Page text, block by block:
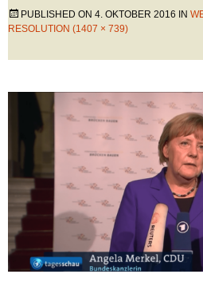
PUBLISHED ON 4. OKTOBER 2016 IN
RESOLUTION (1407 × 739)